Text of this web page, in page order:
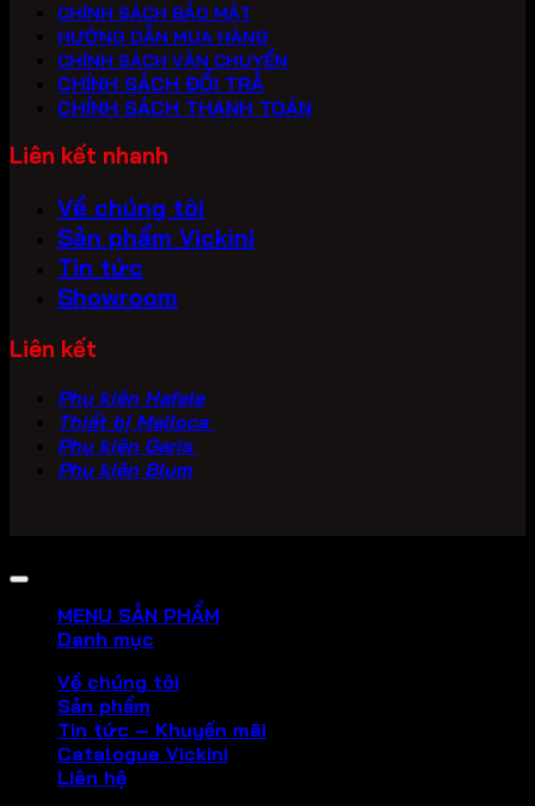
CHÍNH SÁCH BẢO MẬT
HƯỚNG DẪN MUA HÀNG
CHÍNH SÁCH VẬN CHUYỂN
CHÍNH SÁCH ĐỔI TRẢ
CHÍNH SÁCH THANH TOÁN
Liên kết nhanh
Về chúng tôi
Sản phẩm Vickini
Tin tức
Showroom
Liên kết
Phụ kiện Hafele
Thiết bị Malloca
Phụ kiện Garis
Phụ kiện Blum
MENU SẢN PHẨM
Danh mục
Về chúng tôi
Sản phẩm
Tin tức – Khuyến mãi
Catalogue Vickini
Liên hệ